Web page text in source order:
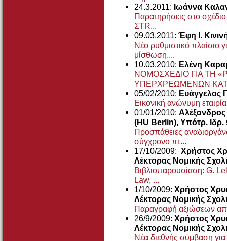
24.3.2011: Ιωάννα
Παρατηρήσεις στο
ΣΤR...
09.03.2011: Έφη Ι.
Νέο ρυθμιστικό πλαίσιο
μίσθωση....
10.03.2010: Ελένη
ΝΟΜΟΣΧΕΔΙΟ ΓΙΑ ΤΗ
ΥΠΕΡΧΡΕΩΜΕΝΩΝ
05/02/2010: Ευάγγελος
Εικονική ανώνυμη
01/01/2010:
(HU Berlin), Υπότρ.
Προσπάθειες
σύγχρονο πτ...
17/10/2009: Χρήστος
Λέκτορας Νομικής
Βιβλιοπαρουσίαση: G.
Law, ...
1/10/2009: Χρήστος
Λέκτορας Νομικής
Παραγραφή αξιώσεων
26/9/2009: Χρήστος
Λέκτορας Νομικής
Νέα διεθνής σύμβαση